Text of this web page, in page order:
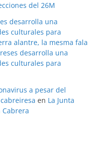
del 26M
desarrolla una
culturales para
alantre, la mesma fala
desarrolla una
culturales para
a pesar del
en La Junta
Cabrera